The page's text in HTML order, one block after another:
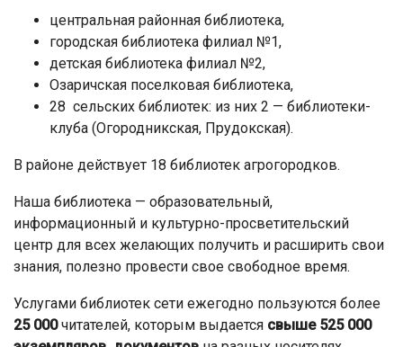
центральная районная библиотека,
городская библиотека филиал №1,
детская библиотека филиал №2,
Озаричская поселковая библиотека,
28 сельских библиотек: из них 2 — библиотеки-
клуба (Огородникская, Прудокская).
В районе действует 18 библиотек агрогородков.
Наша библиотека — образовательный,
информационный и культурно-просветительский
центр для всех желающих получить и расширить свои
знания, полезно провести свое свободное время.
Услугами библиотек сети ежегодно пользуются более
25 000читателей, которым выдается свыше 525 000